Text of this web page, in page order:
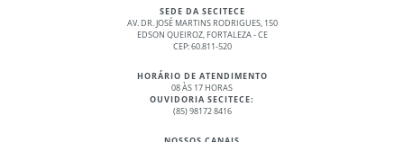
SEDE DA SECITECE
AV. DR. JOSÉ MARTINS RODRIGUES, 150
EDSON QUEIROZ, FORTALEZA - CE
CEP: 60.811-520
HORÁRIO DE ATENDIMENTO
08 ÀS 17 HORAS
OUVIDORIA SECITECE:
(85) 98172 8416